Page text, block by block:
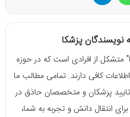
نویسندگان پزشکا
متشکل از افرادی است که در حوزه
کافی دارند. تمامی مطالب ما
تایید پزشکان و متخصصان حاذق در
انتقال دانش و تجربه به شما،